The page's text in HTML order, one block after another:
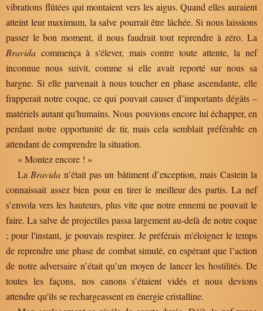
vibrations flûtées qui montaient vers les aigus. Quand elles auraient
atteint leur maximum, la salve pourrait être lâchée. Si nous laissions
passer le bon moment, il nous faudrait tout reprendre à zéro. La
Bravida commença à s'élever, mais contre toute attente, la nef
inconnue nous suivit, comme si elle avait reporté sur nous sa
hargne. Si elle parvenait à nous toucher en phase ascendante, elle
frapperait notre coque, ce qui pouvait causer d’importants dégâts –
matériels autant qu'humains. Nous pouvions encore lui échapper, en
perdant notre opportunité de tir, mais cela semblait préférable en
attendant de comprendre la situation.
« Montez encore ! »
La Bravida n’était pas un bâtiment d’exception, mais Castein la
connaissait assez bien pour en tirer le meilleur des partis. La nef
s’envola vers les hauteurs, plus vite que notre ennemi ne pouvait le
faire. La salve de projectiles passa largement au-delà de notre coque
; pour l'instant, je pouvais respirer. Je préférais m'éloigner le temps
de reprendre une phase de combat simulé, en espérant que l’action
de notre adversaire n’était qu’un moyen de lancer les hostilités. De
toutes les façons, nos canons s’étaient vidés et nous devions
attendre qu'ils se rechargeassent en énergie cristalline.